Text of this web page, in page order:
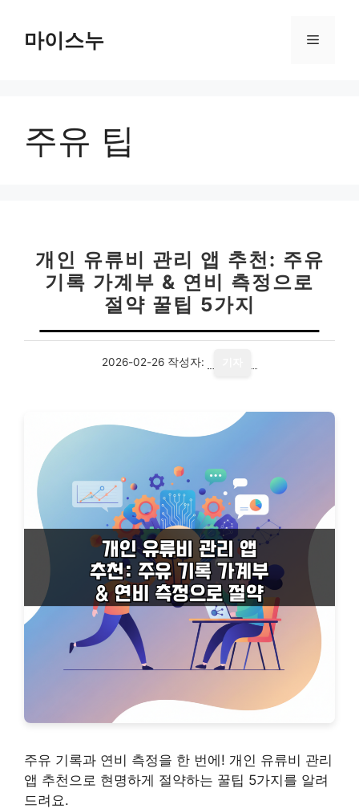
마이스누 메
주유 팁
개인 유류비 관리 앱 추천: 주유
기록 가계부 & 연비 측정으로
절약 꿀팁 5가지
2026-02-26 작성자:
주유 기록과 연비 측정을 한 번에! 개인 유류비 관리
앱 추천으로 현명하게 절약하는 꿀팁 5가지를 알려
드려요.